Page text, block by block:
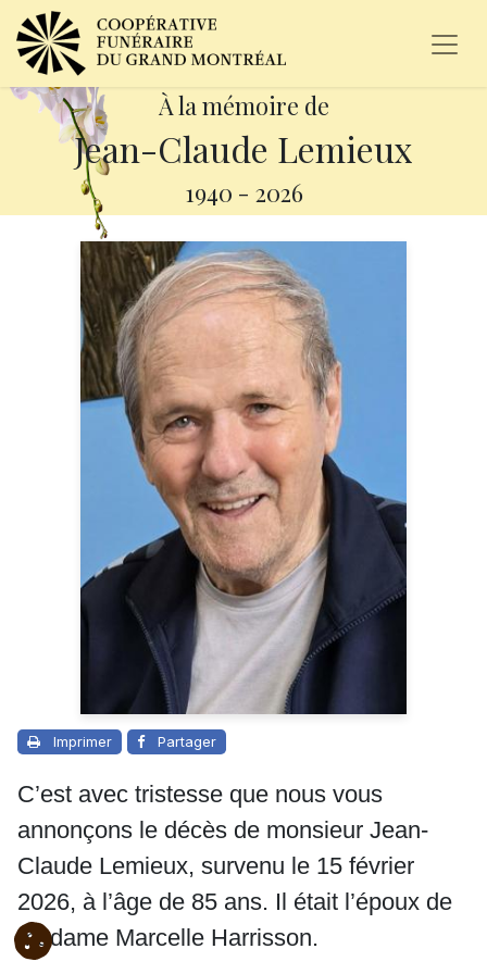
À la mémoire de
Jean-Claude Lemieux
1940 - 2026
Imprimer Partager
C’est avec tristesse que nous vous
annonçons le décès de monsieur Jean-
Claude Lemieux, survenu le 15 février
2026, à l’âge de 85 ans. Il était l’époux de
madame Marcelle Harrisson.